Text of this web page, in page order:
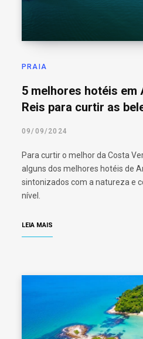
PRAIA
5 melhores hotéis em
Reis para curtir as
09/09/2024
Para curtir o melhor da Costa
alguns dos melhores hotéis de
sintonizados com a natureza e
nível.
LEIA MAIS